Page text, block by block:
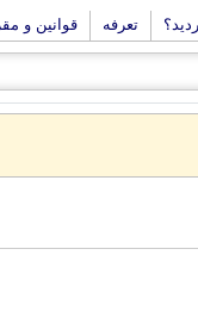
تعرفه قوانین و